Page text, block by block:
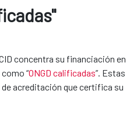
concentra su financiación en
“ONGD calificadas”. Estas
de acreditación que certifica su